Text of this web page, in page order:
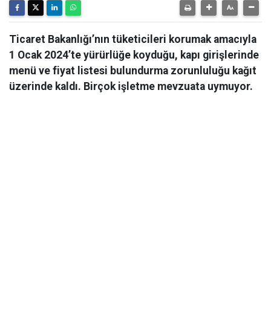
Ticaret Bakanlığı’nın tüketicileri korumak amacıyla
1 Ocak 2024’te yürürlüğe koyduğu, kapı girişlerinde
menü ve fiyat listesi bulundurma zorunluluğu kağıt
üzerinde kaldı. Birçok işletme mevzuata uymuyor.